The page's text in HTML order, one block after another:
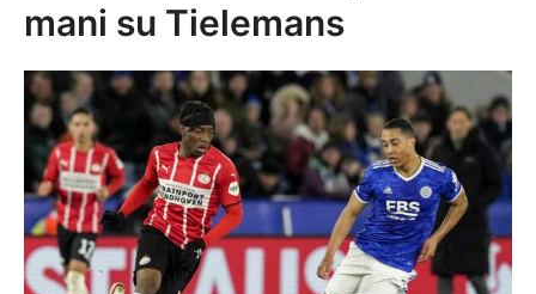
mani su Tielemans